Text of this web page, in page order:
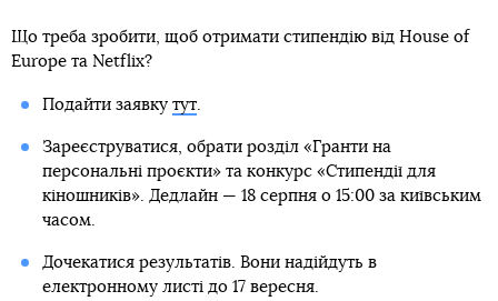
Що треба зробити, щоб отримати стипендію від House of
Europe та Netflix?
Подайти заявку тут.
Зареєструватися, обрати розділ «Гранти на
персональні проєкти» та конкурс «Стипендії для
кіношників». Дедлайн — 18 серпня о 15:00 за київським
часом.
Дочекатися результатів. Вони надійдуть в
електронному листі до 17 вересня.